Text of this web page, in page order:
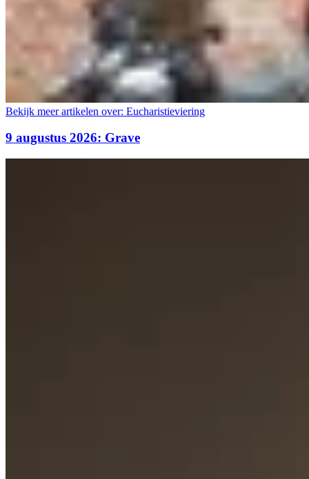
Bekijk meer artikelen over: Eucharistieviering
9 augustus 2026: Grave